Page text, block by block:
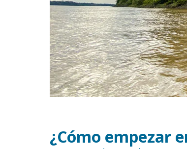
¿Cómo empezar